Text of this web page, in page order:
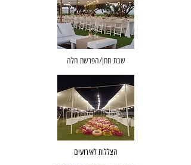
שבת חתן/הפרשת חלה
הצללות לאירועים